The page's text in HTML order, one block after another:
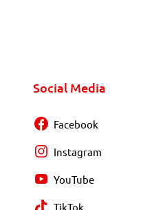
Social Media
Facebook
Instagram
YouTube
TikTok